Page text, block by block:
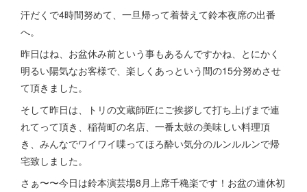
汗だくで4時間努めて、一旦帰って着替えて鈴本夜席の出番
へ。
昨日はね、お盆休み前という事もあるんですかね、とにかく
明るい陽気なお客様で、楽しくあっという間の15分努めさせ
て頂きました。
そして昨日は、トリの文蔵師匠にご挨拶して打ち上げまで連
れてって頂き、稲荷町の名店、一番太鼓の美味しい料理頂
き、みんなでワイワイ喋ってほろ酔い気分のルンルルンで帰
宅致しました。
さぁ〜〜今日は鈴本演芸場8月上席千穐楽です！お盆の連休初